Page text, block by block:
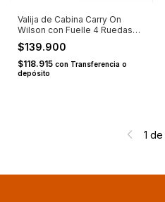
Valija de Cabina Carry On
Wilson con Fuelle 4 Ruedas
Dobles PP 20" Negra
$139.900
$118.915 con Transferencia o
depósito
1 de